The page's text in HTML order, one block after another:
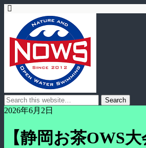
2026年6月2日
【静岡お茶OWS